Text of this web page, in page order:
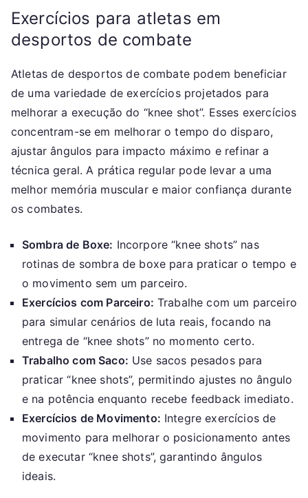
Exercícios para atletas em
desportos de combate
Atletas de desportos de combate podem beneficiar
de uma variedade de exercícios projetados para
melhorar a execução do “knee shot”. Esses exercícios
concentram-se em melhorar o tempo do disparo,
ajustar ângulos para impacto máximo e refinar a
técnica geral. A prática regular pode levar a uma
melhor memória muscular e maior confiança durante
os combates.
Sombra de Boxe: Incorpore “knee shots” nas
rotinas de sombra de boxe para praticar o tempo e
o movimento sem um parceiro.
Exercícios com Parceiro: Trabalhe com um parceiro
para simular cenários de luta reais, focando na
entrega de “knee shots” no momento certo.
Trabalho com Saco: Use sacos pesados para
praticar “knee shots”, permitindo ajustes no ângulo
e na potência enquanto recebe feedback imediato.
Exercícios de Movimento: Integre exercícios de
movimento para melhorar o posicionamento antes
de executar “knee shots”, garantindo ângulos
ideais.